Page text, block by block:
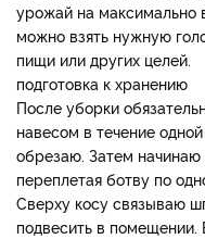
урожай на максимально
можно взять нужную
пищи или других целей.
подготовка к хранению
После уборки
навесом в течение
обрезаю. Затем начинаю
переплетая ботву по
Сверху косу связываю
подвесить в помещении.